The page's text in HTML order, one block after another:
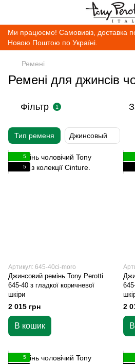
Ми працюємо! Самовивіз, доставка
Новою Поштою по Україні.
Ремені
Ремені для джинсів
Фільтр 1
Тип ременя Джинсовый
5
5
Артикул: 645-40ci-moro
Джинсовий ремінь Tony Perotti
645-40 з гладкої коричневої
шкіри
2 015 грн
В кошик
2
5